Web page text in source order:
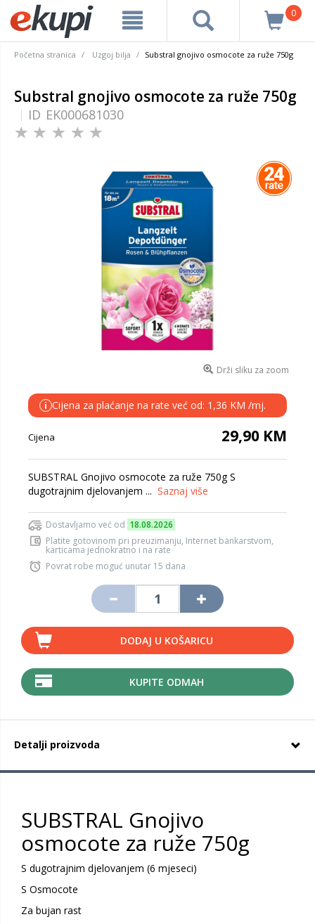
0
Početna stranica Uzgoj bilja Substral gnojivo osmocote za ruže 750g
Substral gnojivo osmocote za ruže 750g
ID EK000681030
Drži sliku za zoom
i Cijena za plaćanje na rate već od: 1,36 KM /mj.
Cijena 29,90 KM
SUBSTRAL Gnojivo osmocote za ruže 750g S
dugotrajnim djelovanjem ... Saznaj više
Dostavljamo već od 18.08.2026
Platite gotovinom pri preuzimanju, Internet bankarstvom,
karticama jednokratno i na rate
Povrat robe moguć unutar 15 dana
DODAJ U KOŠARICU
KUPITE ODMAH
Detalji proizvoda
SUBSTRAL Gnojivo
osmocote za ruže 750g
S dugotrajnim djelovanjem (6 mjeseci)
S Osmocote
Za bujan rast